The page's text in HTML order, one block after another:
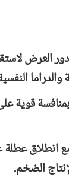
استعداد دور العرض
قوية
تنضم بقية الأعمال مع انطلاق